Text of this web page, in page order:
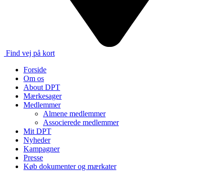
Find vej på kort
Forside
Om os
About DPT
Mærkesager
Medlemmer
Almene medlemmer
Associerede medlemmer
Mit DPT
Nyheder
Kampagner
Presse
Køb dokumenter og mærkater